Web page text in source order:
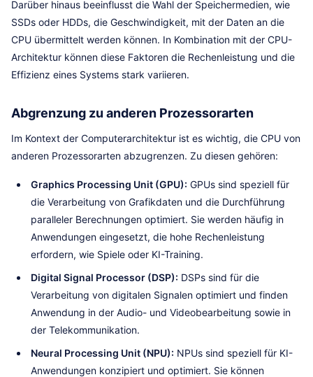
Darüber hinaus beeinflusst die Wahl der Speichermedien, wie
SSDs oder HDDs, die Geschwindigkeit, mit der Daten an die
CPU übermittelt werden können. In Kombination mit der CPU-
Architektur können diese Faktoren die Rechenleistung und die
Effizienz eines Systems stark variieren.
Abgrenzung zu anderen Prozessorarten
Im Kontext der Computerarchitektur ist es wichtig, die CPU von
anderen Prozessorarten abzugrenzen. Zu diesen gehören:
Graphics Processing Unit (GPU): GPUs sind speziell für
die Verarbeitung von Grafikdaten und die Durchführung
paralleler Berechnungen optimiert. Sie werden häufig in
Anwendungen eingesetzt, die hohe Rechenleistung
erfordern, wie Spiele oder KI-Training.
Digital Signal Processor (DSP): DSPs sind für die
Verarbeitung von digitalen Signalen optimiert und finden
Anwendung in der Audio- und Videobearbeitung sowie in
der Telekommunikation.
Neural Processing Unit (NPU): NPUs sind speziell für KI-
Anwendungen konzipiert und optimiert. Sie können